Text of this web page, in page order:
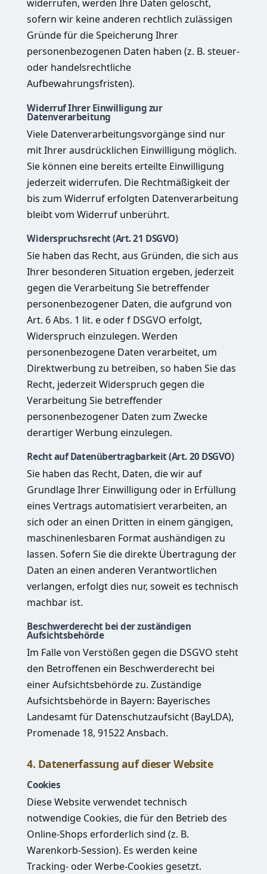
widerrufen, werden Ihre Daten gelöscht,
sofern wir keine anderen rechtlich zulässigen
Gründe für die Speicherung Ihrer
personenbezogenen Daten haben (z. B. steuer-
oder handelsrechtliche
Aufbewahrungsfristen).
Widerruf Ihrer Einwilligung zur
Datenverarbeitung
Viele Datenverarbeitungsvorgänge sind nur
mit Ihrer ausdrücklichen Einwilligung möglich.
Sie können eine bereits erteilte Einwilligung
jederzeit widerrufen. Die Rechtmäßigkeit der
bis zum Widerruf erfolgten Datenverarbeitung
bleibt vom Widerruf unberührt.
Widerspruchsrecht (Art. 21 DSGVO)
Sie haben das Recht, aus Gründen, die sich aus
Ihrer besonderen Situation ergeben, jederzeit
gegen die Verarbeitung Sie betreffender
personenbezogener Daten, die aufgrund von
Art. 6 Abs. 1 lit. e oder f DSGVO erfolgt,
Widerspruch einzulegen. Werden
personenbezogene Daten verarbeitet, um
Direktwerbung zu betreiben, so haben Sie das
Recht, jederzeit Widerspruch gegen die
Verarbeitung Sie betreffender
personenbezogener Daten zum Zwecke
derartiger Werbung einzulegen.
Recht auf Datenübertragbarkeit (Art. 20 DSGVO)
Sie haben das Recht, Daten, die wir auf
Grundlage Ihrer Einwilligung oder in Erfüllung
eines Vertrags automatisiert verarbeiten, an
sich oder an einen Dritten in einem gängigen,
maschinenlesbaren Format aushändigen zu
lassen. Sofern Sie die direkte Übertragung der
Daten an einen anderen Verantwortlichen
verlangen, erfolgt dies nur, soweit es technisch
machbar ist.
Beschwerderecht bei der zuständigen
Aufsichtsbehörde
Im Falle von Verstößen gegen die DSGVO steht
den Betroffenen ein Beschwerderecht bei
einer Aufsichtsbehörde zu. Zuständige
Aufsichtsbehörde in Bayern: Bayerisches
Landesamt für Datenschutzaufsicht (BayLDA),
Promenade 18, 91522 Ansbach.
4. Datenerfassung auf dieser Website
Cookies
Diese Website verwendet technisch
notwendige Cookies, die für den Betrieb des
Online-Shops erforderlich sind (z. B.
Warenkorb-Session). Es werden keine
Tracking- oder Werbe-Cookies gesetzt.